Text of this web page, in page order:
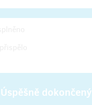
Úspěšně dokončený